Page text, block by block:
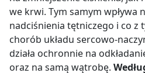
we krwi. Tym samym wpływa
nadciśnienia tętniczego i co z
chorób układu sercowo-
działa ochronnie na
oraz na samą wątrobę.